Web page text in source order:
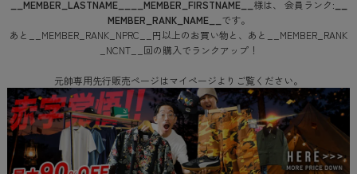
__MEMBER_LASTNAME__ __MEMBER_FIRSTNAME__ 様は、 会員ランク:
MEMBER_RANK_NAME__ です。
あと
__MEMBER_RANK_NPRC__ 円以上のお買い物と、あと
__MEMBER_RANK
_NCNT__ 回の購入でランクアップ！
元帥専用先行販売ページはマイページよりご覧ください。